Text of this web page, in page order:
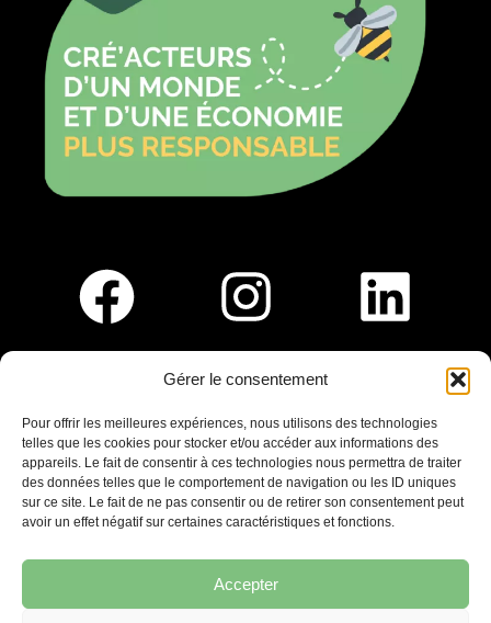
Gérer le consentement
Pour offrir les meilleures expériences, nous utilisons des technologies
telles que les cookies pour stocker et/ou accéder aux informations des
appareils. Le fait de consentir à ces technologies nous permettra de traiter
des données telles que le comportement de navigation ou les ID uniques
sur ce site. Le fait de ne pas consentir ou de retirer son consentement peut
avoir un effet négatif sur certaines caractéristiques et fonctions.
Accepter
Saint-Germain-En-Laye
Ligne R2-Nord
Tramway T13
20mins à pied du RER A